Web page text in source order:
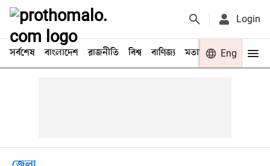
Login
সর্বশেষ বাংলাদেশ রাজনীতি বিশ্ব বাণিজ্য মতামত খেলা
Eng